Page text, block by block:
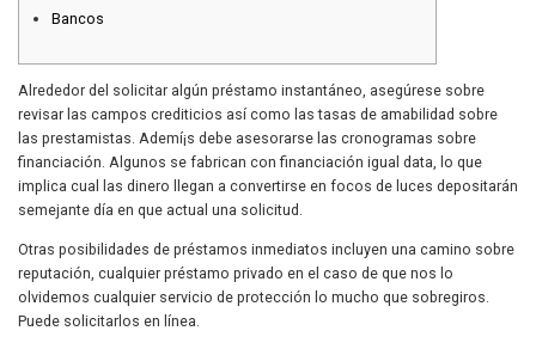
Bancos
Alrededor del solicitar algún préstamo instantáneo, asegúrese sobre
revisar las campos crediticios así­ como las tasas de amabilidad sobre
las prestamistas. Ademí¡s debe asesorarse las cronogramas sobre
financiación. Algunos se fabrican con financiación igual data, lo que
implica cual las dinero llegan a convertirse en focos de luces depositarán
semejante día en que actual una solicitud.
Otras posibilidades de préstamos inmediatos incluyen una camino sobre
reputación, cualquier préstamo privado en el caso de que nos lo
olvidemos cualquier servicio de protección lo mucho que sobregiros.
Puede solicitarlos en línea.